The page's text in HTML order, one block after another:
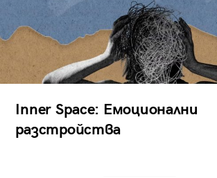
Inner Space: Емоционални
разстройства